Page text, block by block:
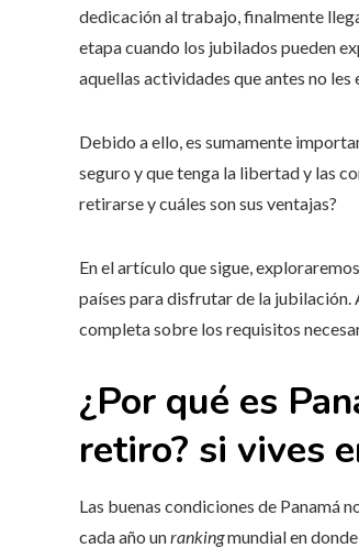
dedicación al trabajo, finalmente
etapa cuando los jubilados pueden
aquellas actividades que antes no
Debido a ello, es sumamente
seguro y que tenga la libertad y las
retirarse y cuáles son sus ventajas?
En el artículo que sigue,
países para disfrutar de la jubilación.
completa sobre los requisitos
¿Por qué es
retiro? si vives
Las buenas condiciones de Panamá
cada año unrankingmundial en